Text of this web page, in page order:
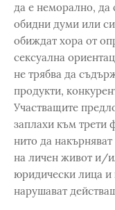
да е неморално, да
обидни думи или
обиждат хора от
сексуална
не трябва да
продукти,
Участващите
заплахи към трети
нито да
на личен живот и/
юридически лица и
нарушават